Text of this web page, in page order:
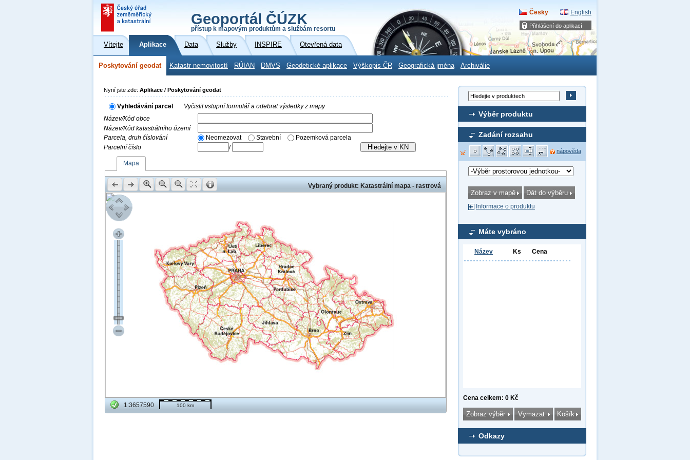
Přihlášení do aplikací
Geoportál ČÚZK
přístup k mapovým produktům a službám resortu
Česky English
Vítejte Aplikace Data Služby INSPIRE Otevřená data
Poskytování geodat Katastr nemovitostí RÚIAN DMVS Geodetické aplikace Výškopis ČR Geografická jména Archiválie
Výběr produktu
Zadání rozsahu
nápověda
Informace o produktu
Máte vybráno
Název Ks Cena
Cena celkem: 0 Kč
Odkazy
Nyní jste zde: Aplikace / Poskytování geodat
Vyhledávání parcel
Vyčistit vstupní formulář a odebrat výsledky z mapy
Název/Kód obce
Název/Kód katastrálního území
Parcela, druh číslování
Neomezovat Stavební
Pozemková parcela
Parcelní číslo
/
Mapa
Vybraný produkt: Katastrální mapa - rastrová
1:3657590 100 km